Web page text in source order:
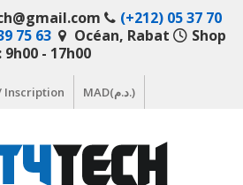
(+212) 05 37 70
75 63 Océan, Rabat
Shop
: 9h00 - 17h00
Inscription MAD(د.م.)